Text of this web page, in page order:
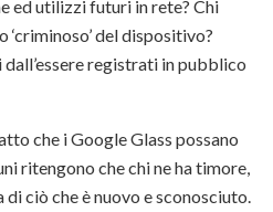
ed utilizzi futuri in rete? Chi
del dispositivo?
registrati in pubblico
che i Google Glass possano
ritengono che chi ne ha timore,
ciò che è nuovo e sconosciuto.